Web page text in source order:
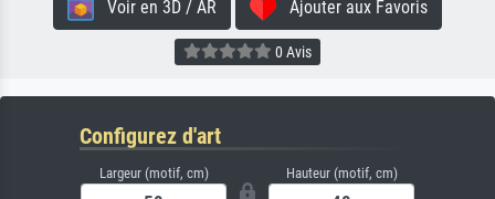
Voir en 3D / AR Ajouter aux Favoris
0 Avis
Configurez d'art
Largeur (motif, cm) Hauteur (motif, cm)